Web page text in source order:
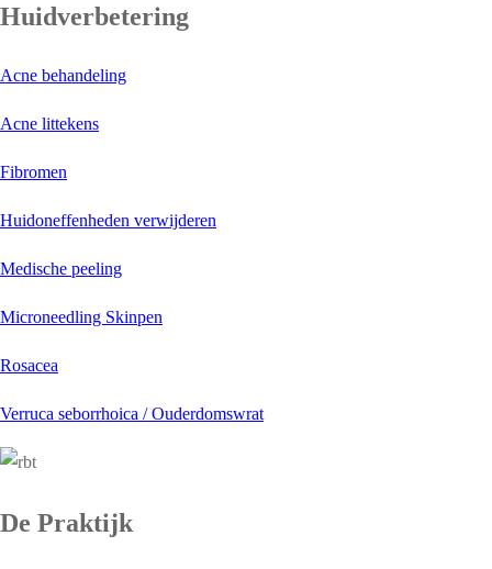
Huidverbetering
Acne behandeling
Acne littekens
Fibromen
Huidoneffenheden verwijderen
Medische peeling
Microneedling Skinpen
Rosacea
Verruca seborrhoica / Ouderdomswrat
De Praktijk